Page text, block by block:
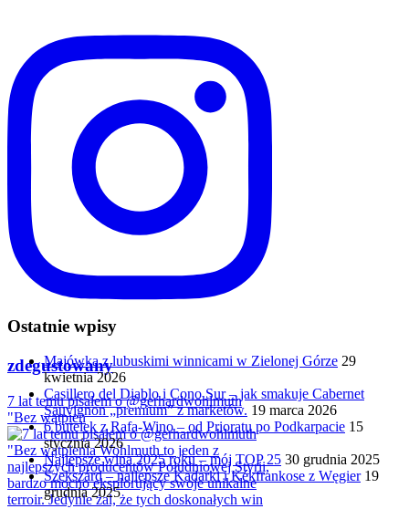
zdegustowany
7 lat temu pisałem o @gerhardwohlmuth
"Bez wątpien
Ostatnie wpisy
Majówka z lubuskimi winnicami w Zielonej Górze 29
kwietnia 2026
Casillero del Diablo i Cono Sur – jak smakuje Cabernet
Sauvignon „premium” z marketów. 19 marca 2026
6 butelek z Rafa-Wino – od Prioratu po Podkarpacie 15
stycznia 2026
Najlepsze wina 2025 roku – mój TOP 25 30 grudnia 2025
Szekszárd – najlepsze Kadarki i Kékfrankose z Węgier 19
grudnia 2025